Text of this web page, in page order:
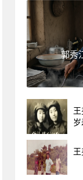
郭秀
王